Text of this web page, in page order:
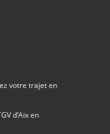
votre trajet en
d’Aix en